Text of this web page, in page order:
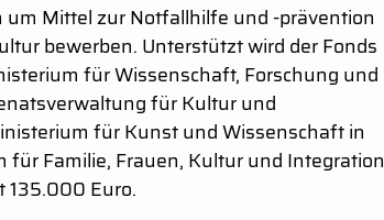
Mittel zur Notfallhilfe und -prävention
bewerben. Unterstützt wird der Fonds
für Wissenschaft, Forschung und
für Kultur und
für Kunst und Wissenschaft in
Familie, Frauen, Kultur und Integration
135.000 Euro.